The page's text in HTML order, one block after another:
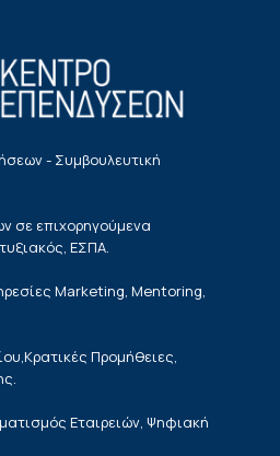
- Συμβουλευτική
σε επιχορηγούμενα
ΕΣΠΑ.
Marketing, Mentoring,
Προμήθειες,
Εταιρειών, Ψηφιακή